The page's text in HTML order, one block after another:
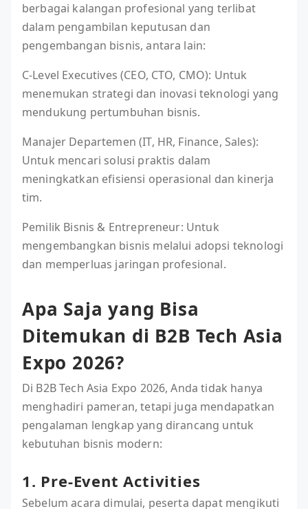
berbagai kalangan profesional yang terlibat
dalam pengambilan keputusan dan
pengembangan bisnis, antara lain:
C-Level Executives (CEO, CTO, CMO): Untuk
menemukan strategi dan inovasi teknologi yang
mendukung pertumbuhan bisnis.
Manajer Departemen (IT, HR, Finance, Sales):
Untuk mencari solusi praktis dalam
meningkatkan efisiensi operasional dan kinerja
tim.
Pemilik Bisnis & Entrepreneur: Untuk
mengembangkan bisnis melalui adopsi teknologi
dan memperluas jaringan profesional.
Apa Saja yang Bisa
Ditemukan di B2B Tech Asia
Expo 2026?
Di B2B Tech Asia Expo 2026, Anda tidak hanya
menghadiri pameran, tetapi juga mendapatkan
pengalaman lengkap yang dirancang untuk
kebutuhan bisnis modern:
1. Pre-Event Activities
Sebelum acara dimulai, peserta dapat mengikuti